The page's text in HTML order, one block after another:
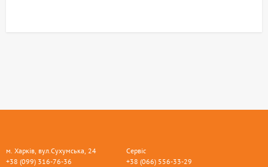
м. Харків, вул.Сухумська, 24
+38 (099) 316-76-36
Сервіс
+38 (066) 556-33-29